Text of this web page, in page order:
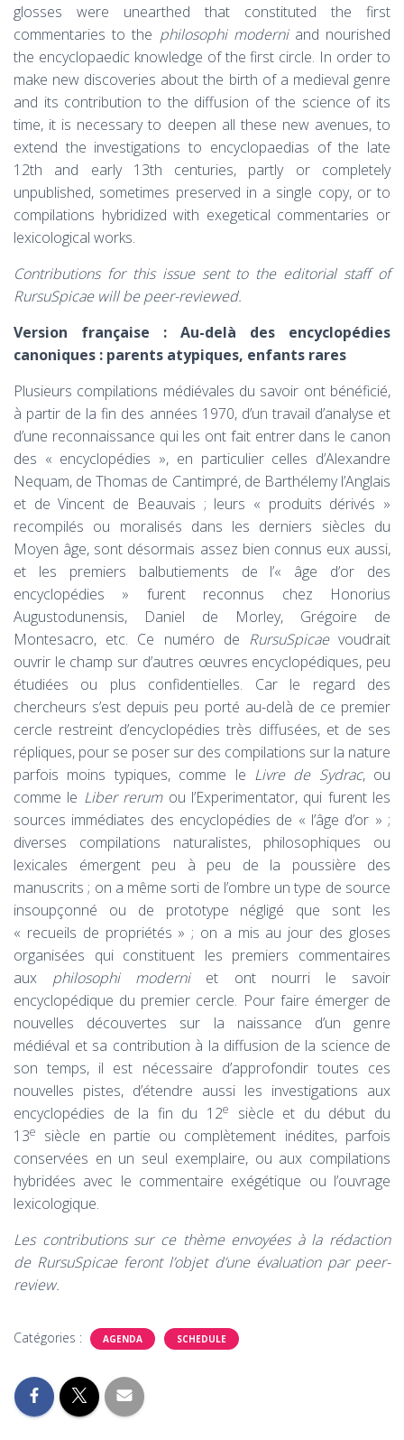
glosses were unearthed that constituted the first
commentaries to the philosophi moderniand nourished
the encyclopaedic knowledge of the first circle. In order to
make new discoveries about the birth of a medieval genre
and its contribution to the diffusion of the science of its
time, it is necessary to deepen all these new avenues, to
extend the investigations to encyclopaedias of the late
12th and early 13th centuries, partly or completely
unpublished, sometimes preserved in a single copy, or to
compilations hybridized with exegetical commentaries or
lexicological works.
Contributions for this issue sent to the editorial staff of
RursuSpicae will be peer-reviewed.
Version française : Au-delà des encyclopédies
canoniques : parents atypiques, enfants rares
Plusieurs compilations médiévales du savoir ont bénéficié,
à partir de la fin des années 1970, d’un travail d’analyse et
d’une reconnaissance qui les ont fait entrer dans le canon
des « encyclopédies », en particulier celles d’Alexandre
Nequam, de Thomas de Cantimpré, de Barthélemy l’Anglais
et de Vincent de Beauvais ; leurs « produits dérivés »
recompilés ou moralisés dans les derniers siècles du
Moyen âge, sont désormais assez bien connus eux aussi,
et les premiers balbutiements de l’« âge d’or des
encyclopédies » furent reconnus chez Honorius
Augustodunensis, Daniel de Morley, Grégoire de
Montesacro, etc. Ce numéro de RursuSpicaevoudrait
ouvrir le champ sur d’autres œuvres encyclopédiques, peu
étudiées ou plus confidentielles. Car le regard des
chercheurs s’est depuis peu porté au-delà de ce premier
cercle restreint d’encyclopédies très diffusées, et de ses
répliques, pour se poser sur des compilations sur la nature
parfois moins typiques, comme le Livre de Sydrac, ou
comme le Liber rerum ou l’Experimentator, qui furent les
sources immédiates des encyclopédies de « l’âge d’or » ;
diverses compilations naturalistes, philosophiques ou
lexicales émergent peu à peu de la poussière des
manuscrits ; on a même sorti de l’ombre un type de source
insoupçonné ou de prototype négligé que sont les
« recueils de propriétés » ; on a mis au jour des gloses
organisées qui constituent les premiers commentaires
aux philosophi moderni et ont nourri le savoir
encyclopédique du premier cercle. Pour faire émerger de
nouvelles découvertes sur la naissance d’un genre
médiéval et sa contribution à la diffusion de la science de
son temps, il est nécessaire d’approfondir toutes ces
nouvelles pistes, d’étendre aussi les investigations aux
encyclopédies de la fin du 12e
siècle et du début du
13e
siècle en partie ou complètement inédites, parfois
conservées en un seul exemplaire, ou aux compilations
hybridées avec le commentaire exégétique ou l’ouvrage
lexicologique.
Les contributions sur ce thème envoyées à la rédaction
de RursuSpicae feront l’objet d’une évaluation par peer-
review.
Catégories : AGENDA SCHEDULE